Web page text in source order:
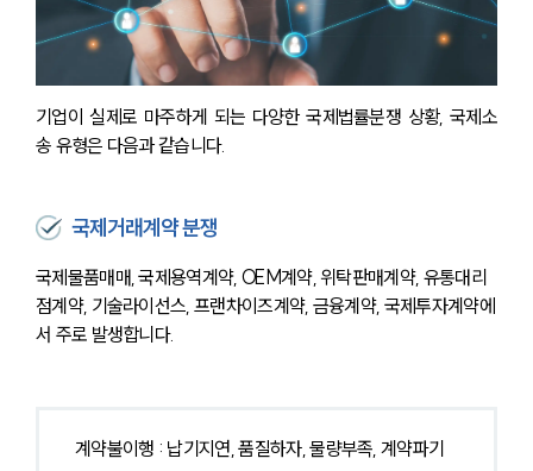
기업이 실제로 마주하게 되는 다양한 국제법률분쟁 상황, 국제소
송 유형은 다음과 같습니다.
국제거래계약 분쟁
국제물품매매, 국제용역계약, OEM계약, 위탁판매계약, 유통대리
점계약, 기술라이선스, 프랜차이즈계약, 금융계약, 국제투자계약에
서 주로 발생합니다.
계약불이행 : 납기지연, 품질하자, 물량부족, 계약파기